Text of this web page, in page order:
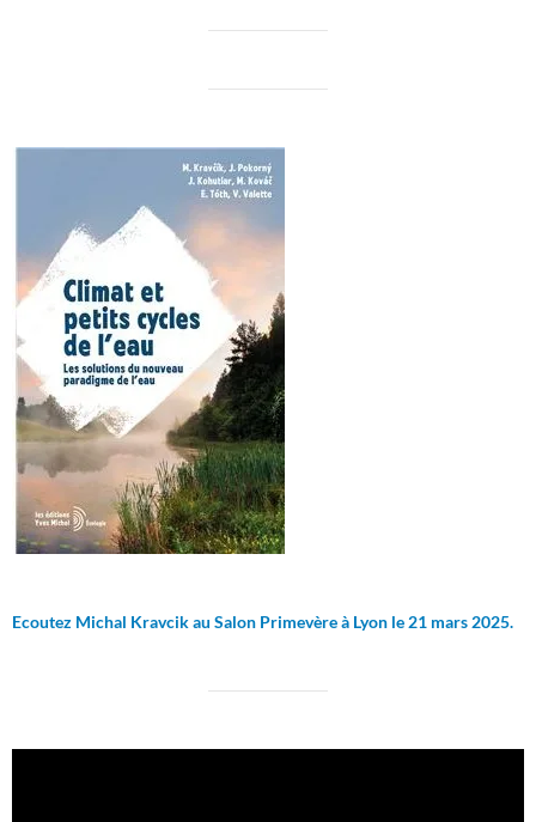
Ecoutez Michal Kravcik au Salon Primevère à Lyon le 21 mars 2025.